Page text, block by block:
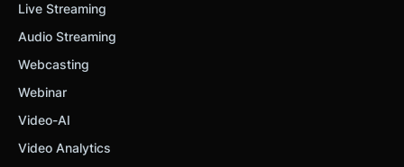
Live Streaming
Audio Streaming
Webcasting
Webinar
Video-AI
Video Analytics